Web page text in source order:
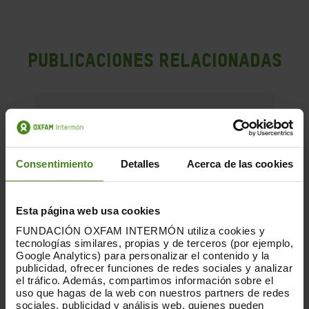
Consentimiento Detalles Acerca de las cookies
Esta página web usa cookies
FUNDACIÓN OXFAM INTERMÓN utiliza cookies y
tecnologías similares, propias y de terceros (por ejemplo,
Google Analytics) para personalizar el contenido y la
publicidad, ofrecer funciones de redes sociales y analizar
el tráfico. Además, compartimos información sobre el
uso que hagas de la web con nuestros partners de redes
sociales, publicidad y análisis web, quienes pueden
PUBLICACIONES RELACIONADAS